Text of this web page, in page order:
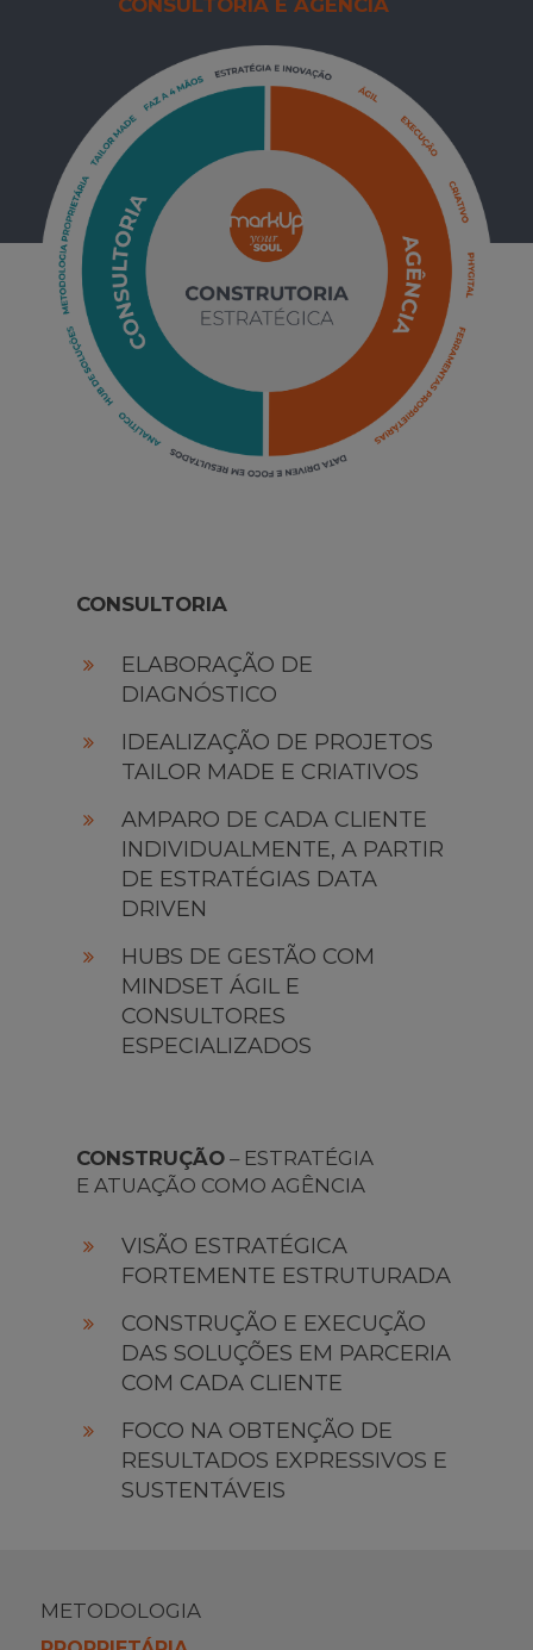
CONSULTORIA
ELABORAÇÃO DE
DIAGNÓSTICO
IDEALIZAÇÃO DE PROJETOS
TAILOR MADE E CRIATIVOS
AMPARO DE CADA CLIENTE
INDIVIDUALMENTE, A PARTIR
DE ESTRATÉGIAS DATA
DRIVEN
HUBS DE GESTÃO COM
MINDSET ÁGIL E
CONSULTORES
ESPECIALIZADOS
CONSTRUÇÃO – ESTRATÉGIA
E ATUAÇÃO COMO AGÊNCIA
VISÃO ESTRATÉGICA
FORTEMENTE ESTRUTURADA
CONSTRUÇÃO E EXECUÇÃO
DAS SOLUÇÕES EM PARCERIA
COM CADA CLIENTE
FOCO NA OBTENÇÃO DE
RESULTADOS EXPRESSIVOS E
SUSTENTÁVEIS
METODOLOGIA